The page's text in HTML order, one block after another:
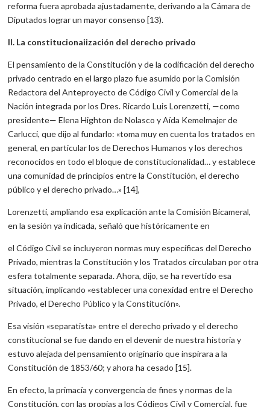
reforma fuera aprobada ajustadamente, derivando a la Cámara de
Diputados lograr un mayor consenso [13).
II. La constitucionaiización del derecho privado
El pensamiento de la Constitución y de la codificación del derecho
privado centrado en el largo plazo fue asumido por la Comisión
Redactora del Anteproyecto de Código Civil y Comercial de la
Nación integrada por los Dres. Ricardo Luis Lorenzetti, —como
presidente— Elena Highton de Nolasco y Aída Kemelmajer de
Carlucci, que dijo al fundarlo: «toma muy en cuenta los tratados en
general, en particular los de Derechos Humanos y los derechos
reconocidos en todo el bloque de constitucionalidad… y establece
una comunidad de principios entre la Constitución, el derecho
público y el derecho privado…» [14],
Lorenzetti, ampliando esa explicación ante la Comisión Bicameral,
en la sesión ya indicada, señaló que históricamente en
el Código Civil se incluyeron normas muy específicas del Derecho
Privado, mientras la Constitución y los Tratados circulaban por otra
esfera totalmente separada. Ahora, dijo, se ha revertido esa
situación, implicando «establecer una conexidad entre el Derecho
Privado, el Derecho Público y la Constitución».
Esa visión «separatista» entre el derecho privado y el derecho
constitucional se fue dando en el devenir de nuestra historia y
estuvo alejada del pensamiento originario que inspirara a la
Constitución de 1853/60; y ahora ha cesado [15].
En efecto, la primacía y convergencia de fines y normas de la
Constitución, con las propias a los Códigos Civil y Comercial, fue